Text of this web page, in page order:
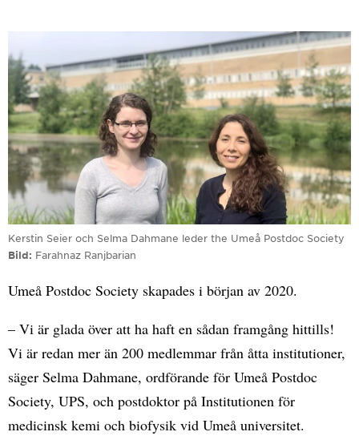
Kerstin Seier och Selma Dahmane leder the Umeå Postdoc Society
Bild
Farahnaz Ranjbarian
Umeå Postdoc Society skapades i början av 2020.
– Vi är glada över att ha haft en sådan framgång hittills!
Vi är redan mer än 200 medlemmar från åtta institutioner,
säger Selma Dahmane, ordförande för Umeå Postdoc
Society, UPS, och postdoktor på Institutionen för
medicinsk kemi och biofysik vid Umeå universitet.